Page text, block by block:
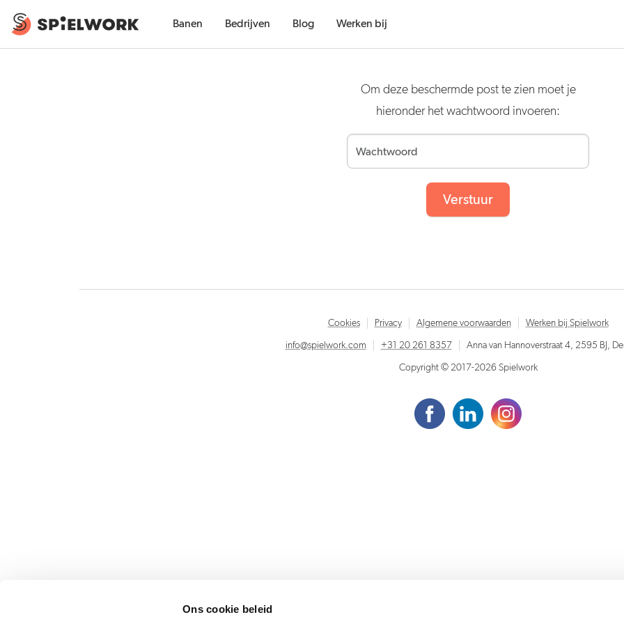
Ons cookie beleid
Banen Bedrijven Blog Werken bij
Om deze beschermde post te zien moet je
hieronder het wachtwoord invoeren:
Verstuur
Cookies Privacy Algemene voorwaarden Werken bij Spielwork
info@spielwork.com +31 20 261 8357 Anna van Hannoverstraat 4, 2595 BJ,
Copyright © 2017-2026 Spielwork